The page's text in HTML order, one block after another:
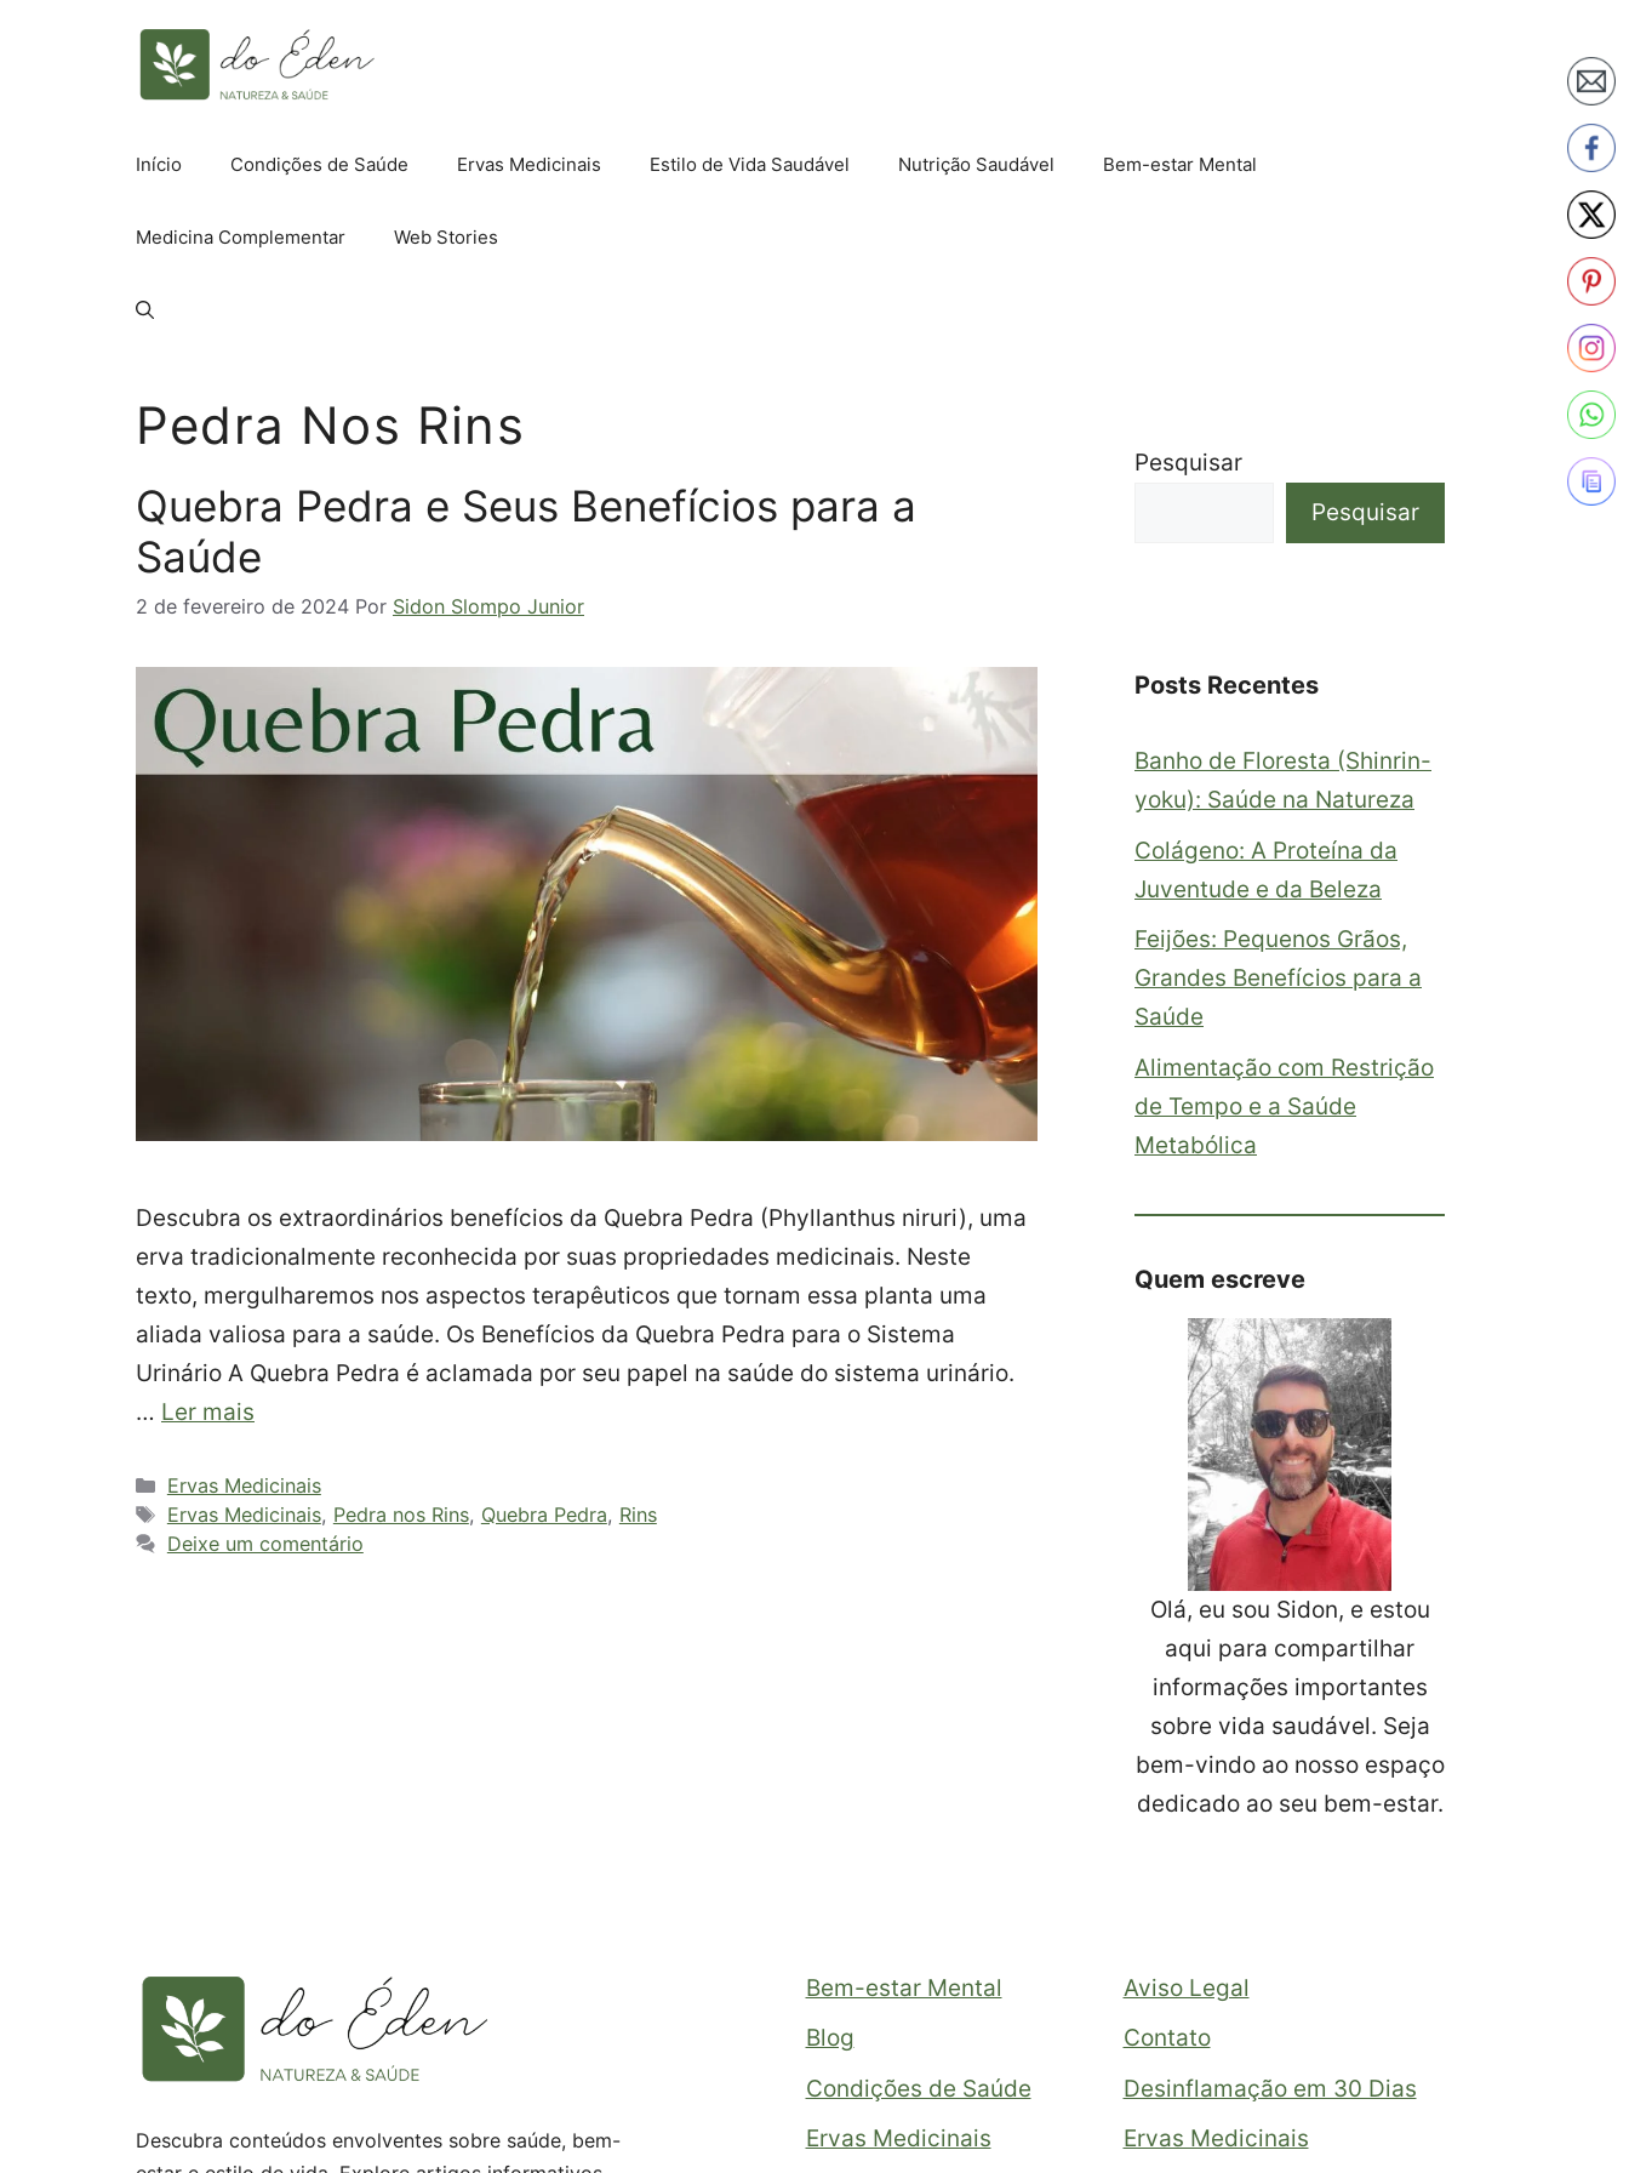
Início Condições de Saúde Ervas Medicinais Estilo de Vida Saudável Nutrição Saudável Bem-estar Mental
Medicina Complementar Web Stories
Pedra Nos Rins
Quebra Pedra e Seus Benefícios para a
Saúde
2 de fevereiro de 2024 Por Sidon Slompo Junior
Descubra os extraordinários benefícios da Quebra Pedra (Phyllanthus niruri), uma
erva tradicionalmente reconhecida por suas propriedades medicinais. Neste
texto, mergulharemos nos aspectos terapêuticos que tornam essa planta uma
aliada valiosa para a saúde. Os Benefícios da Quebra Pedra para o Sistema
Urinário A Quebra Pedra é aclamada por seu papel na saúde do sistema urinário.
… Ler mais
Categorias
Ervas Medicinais
Tags
Ervas Medicinais, Pedra nos Rins, Quebra Pedra, Rins
Deixe um comentário
Pesquisar
Pesquisar
Posts Recentes
Banho de Floresta (Shinrin-
yoku): Saúde na Natureza
Colágeno: A Proteína da
Juventude e da Beleza
Feijões: Pequenos Grãos,
Grandes Benefícios para a
Saúde
Alimentação com Restrição
de Tempo e a Saúde
Metabólica
Quem escreve
Olá, eu sou Sidon, e estou
aqui para compartilhar
informações importantes
sobre vida saudável. Seja
bem-vindo ao nosso espaço
dedicado ao seu bem-estar.
Descubra conteúdos envolventes sobre saúde, bem-
Bem-estar Mental
Blog
Condições de Saúde
Ervas Medicinais
Aviso Legal
Contato
Desinflamação em 30 Dias
Ervas Medicinais